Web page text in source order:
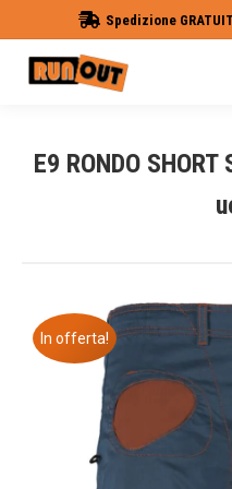
Spedizione
E9 RONDO
In offerta!